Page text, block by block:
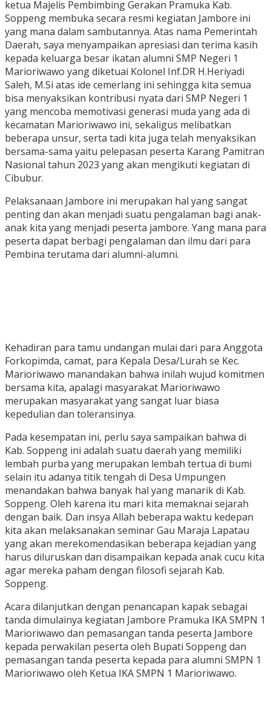
ketua Majelis Pembimbing Gerakan Pramuka Kab.
Soppeng membuka secara resmi kegiatan Jambore ini
yang mana dalam sambutannya. Atas nama Pemerintah
Daerah, saya menyampaikan apresiasi dan terima kasih
kepada keluarga besar ikatan alumni SMP Negeri 1
Marioriwawo yang diketuai Kolonel Inf.DR H.Heriyadi
Saleh, M.Si atas ide cemerlang ini sehingga kita semua
bisa menyaksikan kontribusi nyata dari SMP Negeri 1
yang mencoba memotivasi generasi muda yang ada di
kecamatan Marioriwawo ini, sekaligus melibatkan
beberapa unsur, serta tadi kita juga telah menyaksikan
bersama-sama yaitu pelepasan peserta Karang Pamitran
Nasional tahun 2023 yang akan mengikuti kegiatan di
Cibubur.
Pelaksanaan Jambore ini merupakan hal yang sangat
penting dan akan menjadi suatu pengalaman bagi anak-
anak kita yang menjadi peserta jambore. Yang mana para
peserta dapat berbagi pengalaman dan ilmu dari para
Pembina terutama dari alumni-alumni.
Kehadiran para tamu undangan mulai dari para Anggota
Forkopimda, camat, para Kepala Desa/Lurah se Kec.
Marioriwawo manandakan bahwa inilah wujud komitmen
bersama kita, apalagi masyarakat Marioriwawo
merupakan masyarakat yang sangat luar biasa
kepedulian dan toleransinya.
Pada kesempatan ini, perlu saya sampaikan bahwa di
Kab. Soppeng ini adalah suatu daerah yang memiliki
lembah purba yang merupakan lembah tertua di bumi
selain itu adanya titik tengah di Desa Umpungen
menandakan bahwa banyak hal yang manarik di Kab.
Soppeng. Oleh karena itu mari kita memaknai sejarah
dengan baik. Dan insya Allah beberapa waktu kedepan
kita akan melaksanakan seminar Gau Maraja Lapatau
yang akan merekomendasikan beberapa kejadian yang
harus diluruskan dan disampaikan kepada anak cucu kita
agar mereka paham dengan filosofi sejarah Kab.
Soppeng.
Acara dilanjutkan dengan penancapan kapak sebagai
tanda dimulainya kegiatan Jambore Pramuka IKA SMPN 1
Marioriwawo dan pemasangan tanda peserta Jambore
kepada perwakilan peserta oleh Bupati Soppeng dan
pemasangan tanda peserta kepada para alumni SMPN 1
Marioriwawo oleh Ketua IKA SMPN 1 Marioriwawo.